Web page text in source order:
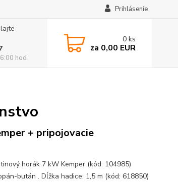
Prihlásenie
hod
0 ks
za 0,00 EUR
+ pripojovacie
horák 7 kW Kemper (kód: 104985)
bután . Dĺžka hadice: 1,5 m (kód: 618850)